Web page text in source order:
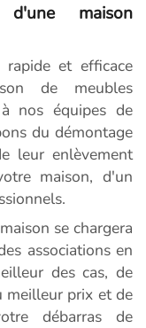
maison
et efficace
de meubles
nos équipes de
du démontage
leur enlèvement
maison, d'un
se chargera
associations en
des cas, de
meilleur prix et de
débarras de